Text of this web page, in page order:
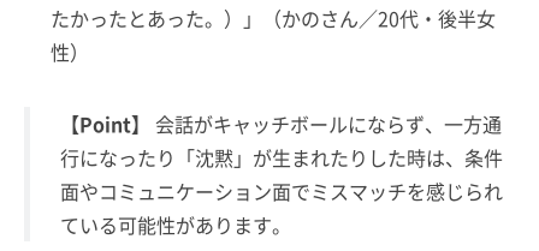
たかったとあった。）」（かのさん／20代・後半女
性）
【Point】 会話がキャッチボールにならず、一方通
行になったり「沈黙」が生まれたりした時は、条件
面やコミュニケーション面でミスマッチを感じられ
ている可能性があります。